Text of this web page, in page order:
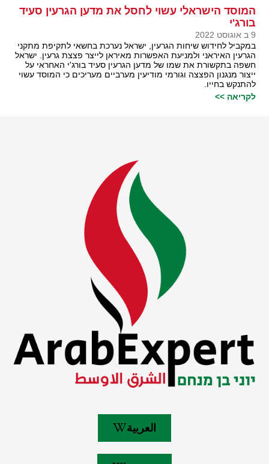
המוסד הישראלי עשוי לחסל את מדען הגרעין סעיד
בורג'י
9 ב אוגוסט 2022
במקביל לחידוש שיחות הגרעין, ישראל נערכת בחשאי לתקיפת מתקני
הגרעין האיראני ולמניעת האפשרות מאיראן לייצר פצצת גרעין. ישראל
חשפה בתקשורת את שמו של מדען הגרעין סעיד בורג'י האחראי על
ייצור מנגנון הפצצה וגורמי מודיעין מערביים מעריכים כי המוסד עשוי
להתנקש בחייו.
לקריאה >>
العربية